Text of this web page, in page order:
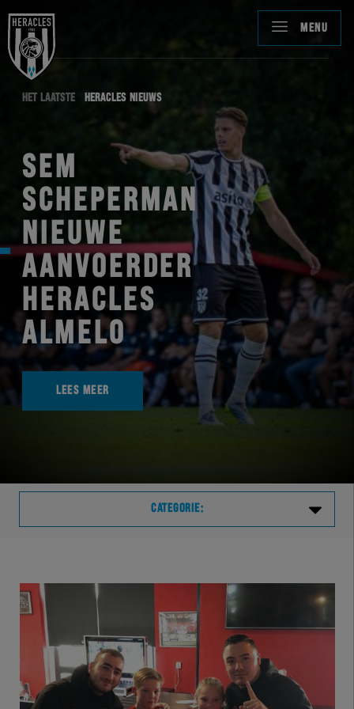
MENU
HET LAATSTE HERACLES NIEUWS
SEM
SCHEPERMAN
NIEUWE
AANVOERDER
HERACLES
ALMELO
LEES MEER
CATEGORIE:
VVVHER
TELHER
HERVOL